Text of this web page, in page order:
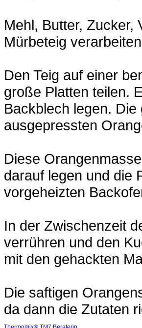
Mehl, Butter, Zucker,
Mürbeteig
Den Teig auf einer
große Platten teilen.
Backblech legen.
ausgepressten
Diese
darauf legen und die
vorgeheizten
In der Zwischenzeit
verrühren und den
mit den gehackten
Die saftigen
da dann die Zutaten